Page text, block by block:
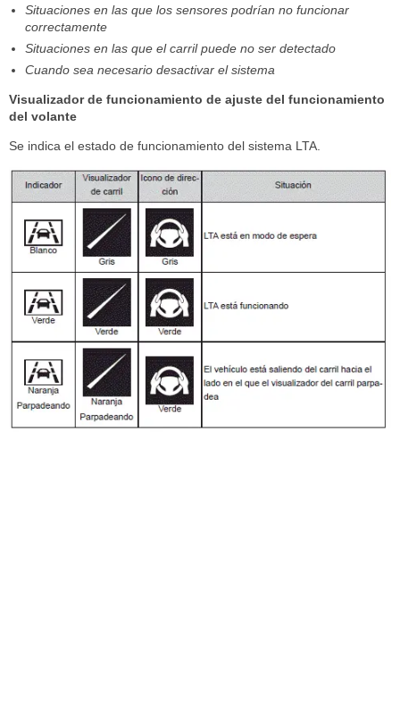
Situaciones en las que los sensores podrían no funcionar
correctamente
Situaciones en las que el carril puede no ser detectado
Cuando sea necesario desactivar el sistema
Visualizador de funcionamiento de ajuste del funcionamiento
del volante
Se indica el estado de funcionamiento del sistema LTA.